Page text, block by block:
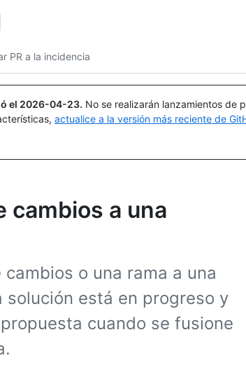
PR a la incidencia
el 2026-04-23. No se realizarán lanzamientos de
actualice a la versión más reciente de
cambios a una
o una rama a una
está en progreso y
cuando se fusione